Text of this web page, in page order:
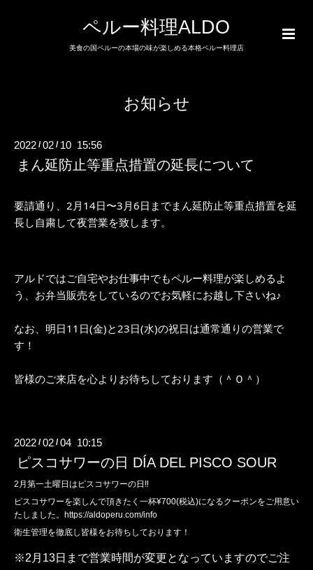
ペルー料理ALDO
美食の国ペルーの本場の味が楽しめる本格ペルー料理店
お知らせ
2022 /02 / 10 15:56
まん延防止等重点措置の延長について
要請通り、2月14日〜3月6日までまん延防止等重点措置を延
長し自粛して夜営業を致します。
アルドではご自宅やお仕事中でもペルー料理が楽しめるよ
う、お弁当販売をしているのでお気軽にお越し下さいね♪
なお、明日11日(金)と23日(水)の祝日は通常通りの営業で
す！
皆様のご来店を心よりお待ちしております（＾Ｏ＾）
2022 /02 /04 10:15
ピスコサワーの日 DÍA DEL PISCO SOUR
2月第一土曜日はピスコサワーの日‼︎
ピスコサワーを楽しんで頂きたく一杯¥700(税込)になるクーポンをご用意い
たしました。 https://aldoperu.com/info
衛生管理を徹底し皆様をお待ちしております！
※2月13日まで営業時間が変更となっていますのでご注